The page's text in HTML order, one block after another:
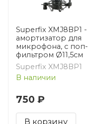
Superfix XMJ8BP1 -
амортизатор для
микрофона, с поп-
фильтром Ø11,5см
Superfix XMJ8BP1
В наличии
750 ₽
В корзину